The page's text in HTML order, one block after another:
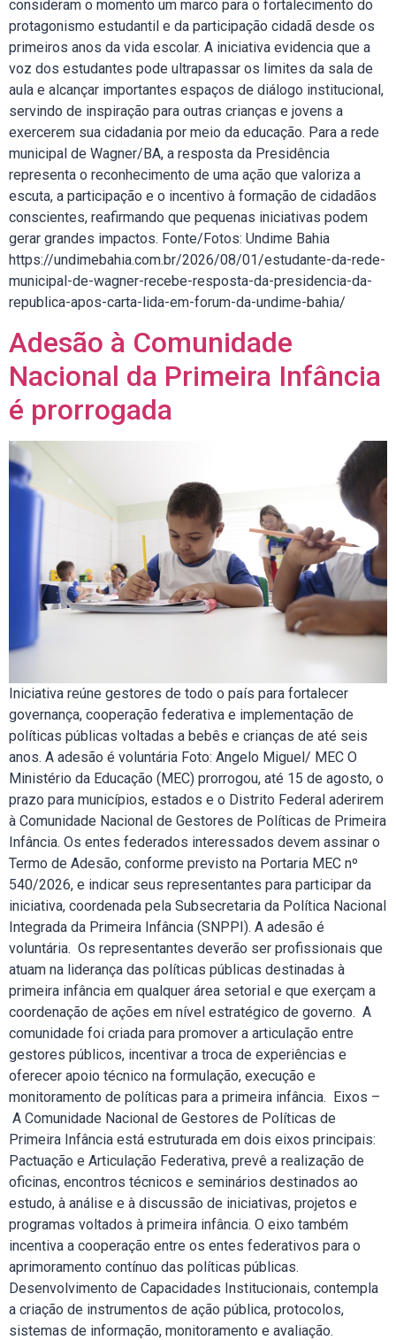
consideram o momento um marco para o fortalecimento do
protagonismo estudantil e da participação cidadã desde os
primeiros anos da vida escolar. A iniciativa evidencia que a
voz dos estudantes pode ultrapassar os limites da sala de
aula e alcançar importantes espaços de diálogo institucional,
servindo de inspiração para outras crianças e jovens a
exercerem sua cidadania por meio da educação. Para a rede
municipal de Wagner/BA, a resposta da Presidência
representa o reconhecimento de uma ação que valoriza a
escuta, a participação e o incentivo à formação de cidadãos
conscientes, reafirmando que pequenas iniciativas podem
gerar grandes impactos. Fonte/Fotos: Undime Bahia
https://undimebahia.com.br/2026/08/01/estudante-da-rede-
municipal-de-wagner-recebe-resposta-da-presidencia-da-
republica-apos-carta-lida-em-forum-da-undime-bahia/
Adesão à Comunidade
Nacional da Primeira Infância
é prorrogada
Iniciativa reúne gestores de todo o país para fortalecer
governança, cooperação federativa e implementação de
políticas públicas voltadas a bebês e crianças de até seis
anos. A adesão é voluntária Foto: Angelo Miguel/ MEC O
Ministério da Educação (MEC) prorrogou, até 15 de agosto, o
prazo para municípios, estados e o Distrito Federal aderirem
à Comunidade Nacional de Gestores de Políticas de Primeira
Infância. Os entes federados interessados devem assinar o
Termo de Adesão, conforme previsto na Portaria MEC nº
540/2026, e indicar seus representantes para participar da
iniciativa, coordenada pela Subsecretaria da Política Nacional
Integrada da Primeira Infância (SNPPI). A adesão é
voluntária. Os representantes deverão ser profissionais que
atuam na liderança das políticas públicas destinadas à
primeira infância em qualquer área setorial e que exerçam a
coordenação de ações em nível estratégico de governo. A
comunidade foi criada para promover a articulação entre
gestores públicos, incentivar a troca de experiências e
oferecer apoio técnico na formulação, execução e
monitoramento de políticas para a primeira infância. Eixos –
A Comunidade Nacional de Gestores de Políticas de
Primeira Infância está estruturada em dois eixos principais:
Pactuação e Articulação Federativa, prevê a realização de
oficinas, encontros técnicos e seminários destinados ao
estudo, à análise e à discussão de iniciativas, projetos e
programas voltados à primeira infância. O eixo também
incentiva a cooperação entre os entes federativos para o
aprimoramento contínuo das políticas públicas.
Desenvolvimento de Capacidades Institucionais, contempla
a criação de instrumentos de ação pública, protocolos,
sistemas de informação, monitoramento e avaliação.